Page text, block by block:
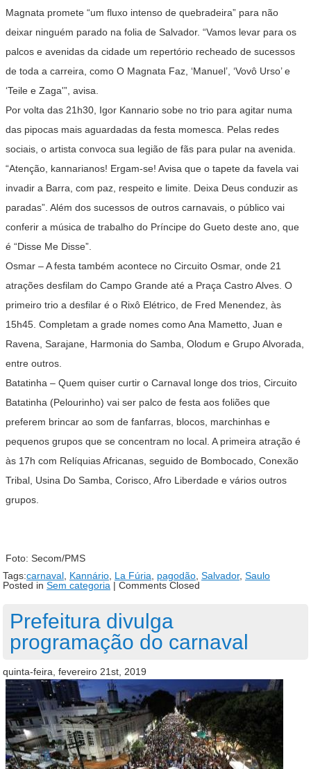
Magnata promete “um fluxo intenso de quebradeira” para não
deixar ninguém parado na folia de Salvador. “Vamos levar para os
palcos e avenidas da cidade um repertório recheado de sucessos
de toda a carreira, como O Magnata Faz, ‘Manuel’, ‘Vovô Urso’ e
‘Teile e Zaga'”, avisa.
Por volta das 21h30, Igor Kannario sobe no trio para agitar numa
das pipocas mais aguardadas da festa momesca. Pelas redes
sociais, o artista convoca sua legião de fãs para pular na avenida.
“Atenção, kannarianos! Ergam-se! Avisa que o tapete da favela vai
invadir a Barra, com paz, respeito e limite. Deixa Deus conduzir as
paradas”. Além dos sucessos de outros carnavais, o público vai
conferir a música de trabalho do Príncipe do Gueto deste ano, que
é “Disse Me Disse”.
Osmar – A festa também acontece no Circuito Osmar, onde 21
atrações desfilam do Campo Grande até a Praça Castro Alves. O
primeiro trio a desfilar é o Rixô Elétrico, de Fred Menendez, às
15h45. Completam a grade nomes como Ana Mametto, Juan e
Ravena, Sarajane, Harmonia do Samba, Olodum e Grupo Alvorada,
entre outros.
Batatinha – Quem quiser curtir o Carnaval longe dos trios, Circuito
Batatinha (Pelourinho) vai ser palco de festa aos foliões que
preferem brincar ao som de fanfarras, blocos, marchinhas e
pequenos grupos que se concentram no local. A primeira atração é
às 17h com Relíquias Africanas, seguido de Bombocado, Conexão
Tribal, Usina Do Samba, Corisco, Afro Liberdade e vários outros
grupos.
Foto: Secom/PMS
Tags:carnaval, Kannário, La Fúria, pagodão, Salvador, Saulo
Posted in Sem categoria | Comments Closed
Prefeitura divulga
programação do carnaval
quinta-feira, fevereiro 21st, 2019